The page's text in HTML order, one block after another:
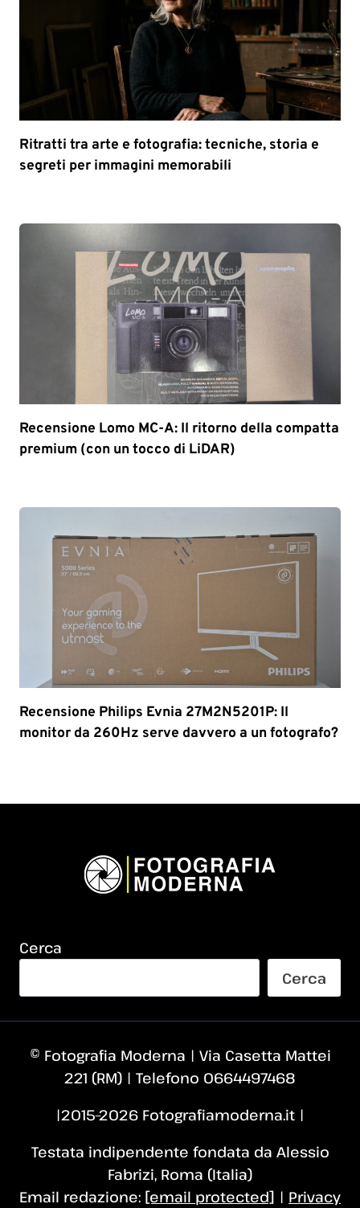
Ritratti tra arte e fotografia: tecniche, storia e
segreti per immagini memorabili
Recensione Lomo MC-A: Il ritorno della compatta
premium (con un tocco di LiDAR)
Recensione Philips Evnia 27M2N5201P: Il
monitor da 260Hz serve davvero a un fotografo?
Cerca
Cerca
© Fotografia Moderna | Via Casetta Mattei
221 (RM) | Telefono 0664497468
|2015–2026 Fotografiamoderna.it |
Testata indipendente fondata da Alessio
Fabrizi, Roma (Italia)
Email redazione: [email protected] | Privacy